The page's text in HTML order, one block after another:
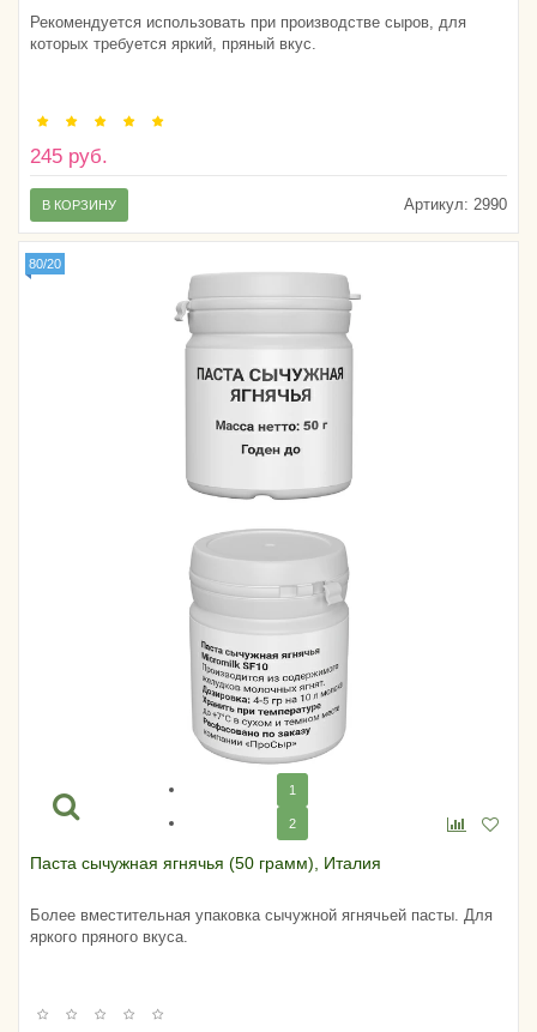
Рекомендуется использовать при производстве сыров, для
которых требуется яркий, пряный вкус.
245 руб.
Артикул: 2990
В КОРЗИНУ
80/20
1
2
Паста сычужная ягнячья (50 грамм), Италия
Более вместительная упаковка сычужной ягнячьей пасты. Для
яркого пряного вкуса.